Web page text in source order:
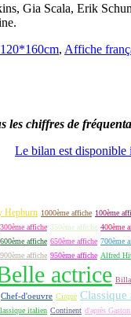
Gia Scala, Erik
, Affiche
les chiffres de
Le bilan est disponible
Hepburn 1000ème affiche 100ème
300ème affiche 350ème affiche 400ème
600ème affiche 650ème affiche 700ème
900ème affiche 950ème affiche Alfred
actrice
Chef-d'oeuvre Cirque Classique
italien Continent d'après